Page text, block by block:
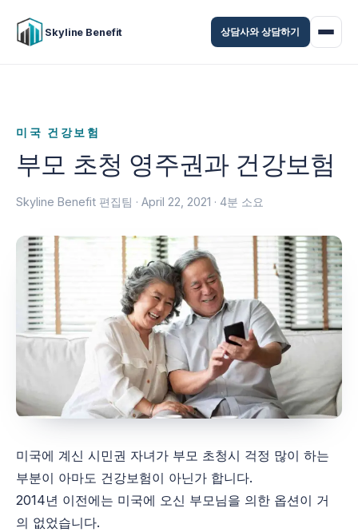
Skyline Benefit 상담사와 상담하기
미국 건강보험
부모 초청 영주권과 건강보험
Skyline Benefit 편집팀 ·April 22, 2021 · 4분 소요
미국에 계신 시민권 자녀가 부모 초청시 걱정 많이 하는
부분이 아마도 건강보험이 아닌가 합니다.
2014년 이전에는 미국에 오신 부모님을 의한 옵션이 거
의 없었습니다.